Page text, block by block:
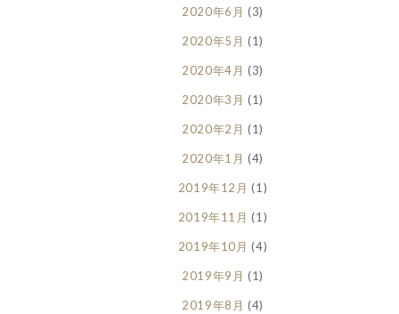
2020年6月 (3)
2020年5月 (1)
2020年4月 (3)
2020年3月 (1)
2020年2月 (1)
2020年1月 (4)
2019年12月 (1)
2019年11月 (1)
2019年10月 (4)
2019年9月 (1)
2019年8月 (4)